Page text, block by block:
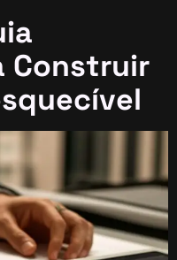
Construir